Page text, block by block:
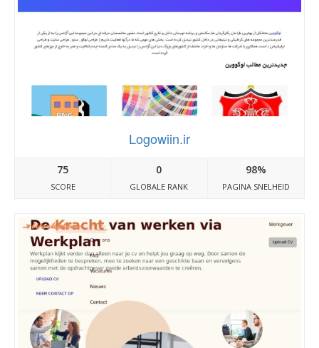
Logowiin.ir
75
SCORE
0
GLOBALE RANK
98%
PAGINA SNELHEID